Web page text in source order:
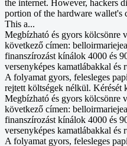
the internet. However, hackers
portion of the hardware wallet's
This a...
Megbízható és gyors kölcsönre
következő címen:
finanszírozást kínálok 4000 és
versenyképes kamatlábakkal és
A folyamat gyors, felesleges
rejtett költségek nélkül. Kérését
Megbízható és gyors kölcsönre
következő címen:
finanszírozást kínálok 4000 és
versenyképes kamatlábakkal és
A folyamat gyors, felesleges